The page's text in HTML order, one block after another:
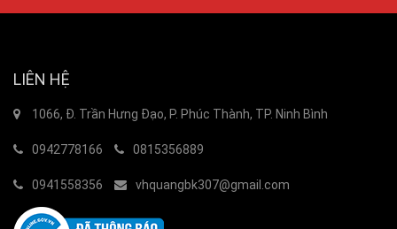
LIÊN HỆ
1066, Đ. Trần Hưng Đạo, P. Phúc Thành, TP. Ninh Bình
0942778166 0815356889
0941558356 vhquangbk307@gmail.com